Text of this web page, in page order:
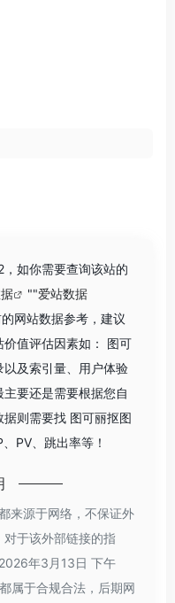
如你需要查询该站的
""爱站数据
网站数据参考，建议
值评估因素如： 图可
及索引量、用户体验
要还是需要根据您自
则需要找 图可丽抠图
PV、跳出率等！
来源于网络，不保证外
于该外部链接的指
年3月13日 下午
属于合规合法，后期网